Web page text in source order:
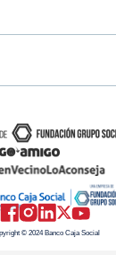
la información pública
financiero
uso de internet
© 2024 Banco Caja Social